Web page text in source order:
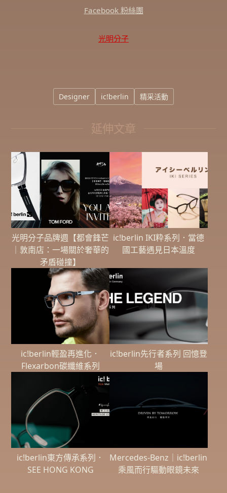
Facebook 粉絲團
光明分子
Designer ic!berlin 精采活動
延伸文章
光明分子品牌週【都會鋒芒
｜敦南店：一場關於奢華的
矛盾碰撞】
ic!berlin IKI粋系列．當德
國工藝遇見日本溫度
ic!berlin輕盈再進化．
Flexarbon碳纖維系列
ic!berlin先行者系列 回憶登
場
ic!berlin東方傳承系列．
SEE HONG KONG
Mercedes-Benz｜ic!berlin
乘風而行驅動眼鏡未來